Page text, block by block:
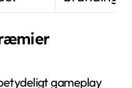
gameplay